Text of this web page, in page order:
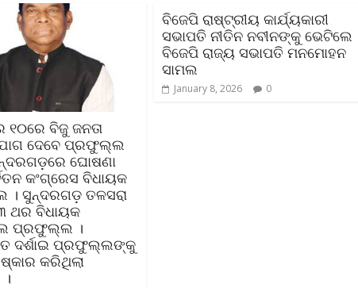
୧୦ରେ ବିଜୁ ଜନତା
ଦେବେ ପ୍ରଫୁଲ୍ଲ
ଘୋଷଣା
କଂଗ୍ରେସ ବିଧାୟକ
ସୁନ୍ଦରଗଡ଼ ତଳସରା
ଥର ବିଧାୟକ
ପ୍ରଫୁଲ୍ଲ ।
ଦର୍ଶାଇ ପ୍ରଫୁଲ୍ଲଙ୍କୁ
କରିଥିଲା
ବିଜେପି ରାଷ୍ଟ୍ରୀୟ କାର୍ଯ୍ୟକାରୀ
ସଭାପତି ନୀତିନ ନବୀନଙ୍କୁ ଭେଟିଲେ
ବିଜେପି ରାଜ୍ୟ ସଭାପତି ମନମୋହନ
ସାମଲ
January 8, 2026 0